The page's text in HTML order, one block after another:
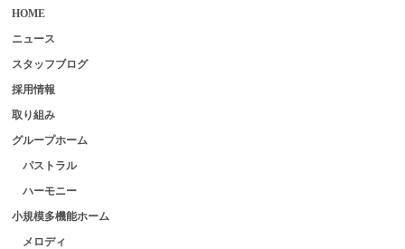
HOME
ニュース
スタッフブログ
採用情報
取り組み
グループホーム
パストラル
ハーモニー
小規模多機能ホーム
メロディ